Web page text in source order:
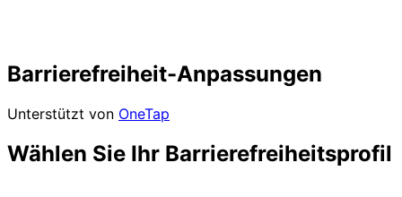
Barrierefreiheit-Anpassungen
Unterstützt von OneTap
Wählen Sie Ihr Barrierefreiheitsprofil